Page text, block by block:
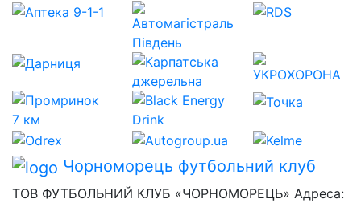
Чорноморець футбольний клуб
ТОВ ФУТБОЛЬНИЙ КЛУБ «ЧОРНОМОРЕЦЬ» Адреса: